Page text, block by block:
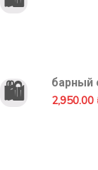
🛍️ барный
2,950.00